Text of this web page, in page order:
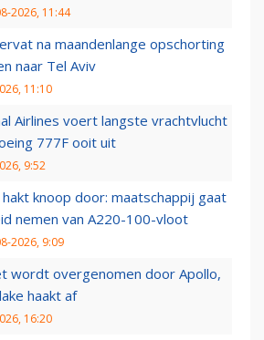
2026, 11:44
na maandenlange opschorting
naar Tel Aviv
11:10
Airlines voert langste vrachtvlucht
777F ooit uit
9:52
hakt knoop door: maatschappij gaat
nemen van A220-100-vloot
2026, 9:09
wordt overgenomen door Apollo,
haakt af
16:20